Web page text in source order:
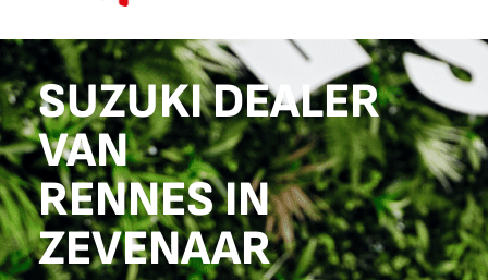
SUZUKI DEALER
VAN
RENNES IN
ZEVENAAR